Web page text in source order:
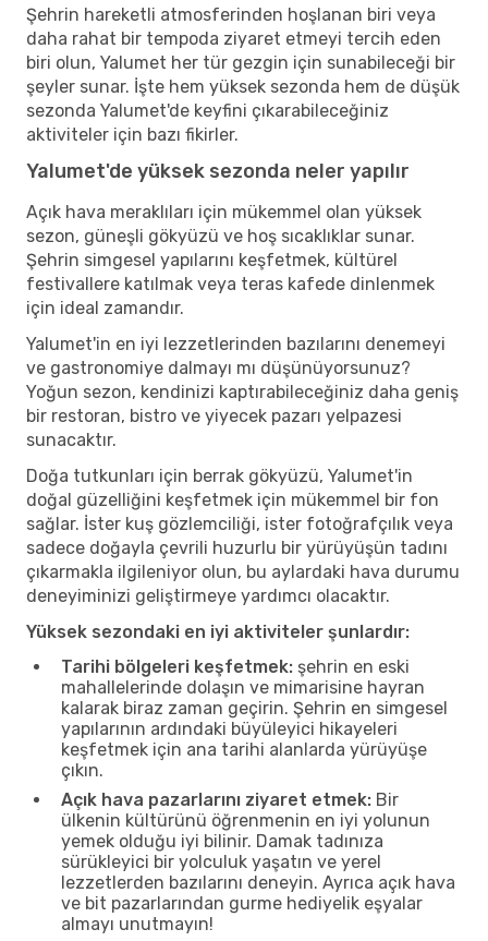
Şehrin hareketli atmosferinden hoşlanan biri veya
daha rahat bir tempoda ziyaret etmeyi tercih eden
biri olun, Yalumet her tür gezgin için sunabileceği bir
şeyler sunar. İşte hem yüksek sezonda hem de düşük
sezonda Yalumet'de keyfini çıkarabileceğiniz
aktiviteler için bazı fikirler.
Yalumet'de yüksek sezonda neler yapılır
Açık hava meraklıları için mükemmel olan yüksek
sezon, güneşli gökyüzü ve hoş sıcaklıklar sunar.
Şehrin simgesel yapılarını keşfetmek, kültürel
festivallere katılmak veya teras kafede dinlenmek
için ideal zamandır.
Yalumet'in en iyi lezzetlerinden bazılarını denemeyi
ve gastronomiye dalmayı mı düşünüyorsunuz?
Yoğun sezon, kendinizi kaptırabileceğiniz daha geniş
bir restoran, bistro ve yiyecek pazarı yelpazesi
sunacaktır.
Doğa tutkunları için berrak gökyüzü, Yalumet'in
doğal güzelliğini keşfetmek için mükemmel bir fon
sağlar. İster kuş gözlemciliği, ister fotoğrafçılık veya
sadece doğayla çevrili huzurlu bir yürüyüşün tadını
çıkarmakla ilgileniyor olun, bu aylardaki hava durumu
deneyiminizi geliştirmeye yardımcı olacaktır.
Yüksek sezondaki en iyi aktiviteler şunlardır:
Tarihi bölgeleri keşfetmek: şehrin en eski
mahallelerinde dolaşın ve mimarisine hayran
kalarak biraz zaman geçirin. Şehrin en simgesel
yapılarının ardındaki büyüleyici hikayeleri
keşfetmek için ana tarihi alanlarda yürüyüşe
çıkın.
Açık hava pazarlarını ziyaret etmek: Bir
ülkenin kültürünü öğrenmenin en iyi yolunun
yemek olduğu iyi bilinir. Damak tadınıza
sürükleyici bir yolculuk yaşatın ve yerel
lezzetlerden bazılarını deneyin. Ayrıca açık hava
ve bit pazarlarından gurme hediyelik eşyalar
almayı unutmayın!